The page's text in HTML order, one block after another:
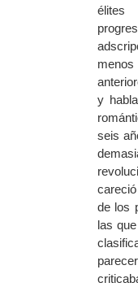
élites
y
seis
de los
las